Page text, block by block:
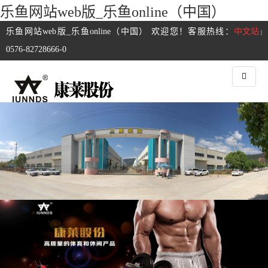
乐鱼网站web版_乐鱼online（中国）
中文站 |
乐鱼网站web版_乐鱼online（中国） 欢迎您！客服热线：
0576-82728666-0